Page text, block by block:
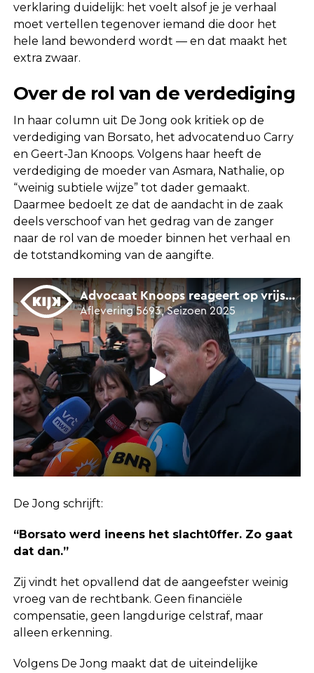
verklaring duidelijk: het voelt alsof je je verhaal
moet vertellen tegenover iemand die door het
hele land bewonderd wordt — en dat maakt het
extra zwaar.
Over de rol van de verdediging
In haar column uit De Jong ook kritiek op de
verdediging van Borsato, het advocatenduo Carry
en Geert-Jan Knoops. Volgens haar heeft de
verdediging de moeder van Asmara, Nathalie, op
“weinig subtiele wijze” tot dader gemaakt.
Daarmee bedoelt ze dat de aandacht in de zaak
deels verschoof van het gedrag van de zanger
naar de rol van de moeder binnen het verhaal en
de totstandkoming van de aangifte.
De Jong schrijft:
“Borsato werd ineens het slacht0ffer. Zo gaat
dat dan.”
Zij vindt het opvallend dat de aangeefster weinig
vroeg van de rechtbank. Geen financiële
compensatie, geen langdurige celstraf, maar
alleen erkenning.
Volgens De Jong maakt dat de uiteindelijke